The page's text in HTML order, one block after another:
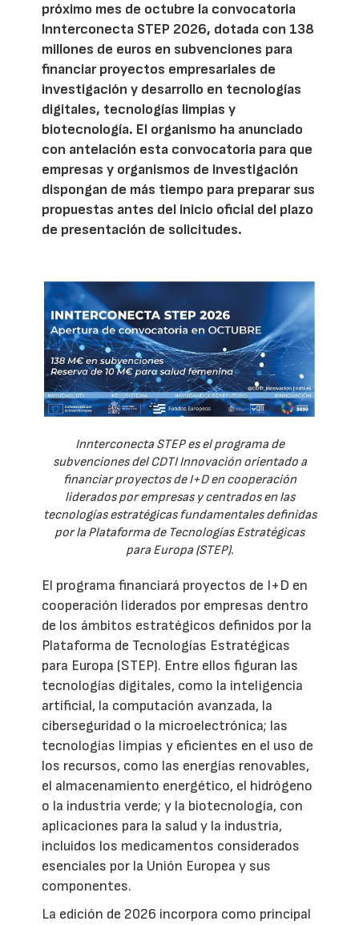
próximo mes de octubre la convocatoria
Innterconecta STEP 2026, dotada con 138
millones de euros en subvenciones para
financiar proyectos empresariales de
investigación y desarrollo en tecnologías
digitales, tecnologías limpias y
biotecnología. El organismo ha anunciado
con antelación esta convocatoria para que
empresas y organismos de investigación
dispongan de más tiempo para preparar sus
propuestas antes del inicio oficial del plazo
de presentación de solicitudes.
Innterconecta STEP es el programa de
subvenciones del CDTI Innovación orientado a
financiar proyectos de I+D en cooperación
liderados por empresas y centrados en las
tecnologías estratégicas fundamentales definidas
por la Plataforma de Tecnologías Estratégicas
para Europa (STEP).
El programa financiará proyectos de I+D en
cooperación liderados por empresas dentro
de los ámbitos estratégicos definidos por la
Plataforma de Tecnologías Estratégicas
para Europa (STEP). Entre ellos figuran las
tecnologías digitales, como la inteligencia
artificial, la computación avanzada, la
ciberseguridad o la microelectrónica; las
tecnologías limpias y eficientes en el uso de
los recursos, como las energías renovables,
el almacenamiento energético, el hidrógeno
o la industria verde; y la biotecnología, con
aplicaciones para la salud y la industria,
incluidos los medicamentos considerados
esenciales por la Unión Europea y sus
componentes.
La edición de 2026 incorpora como principal